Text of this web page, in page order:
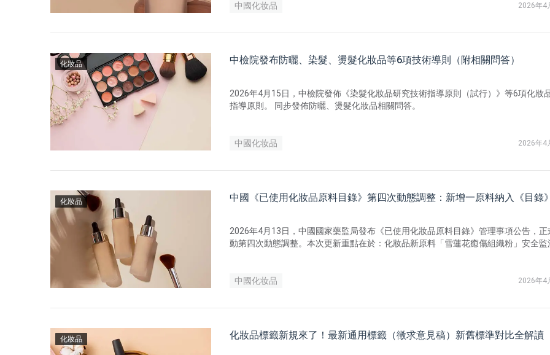
中國化妆品 2026年4
化妝品 中檢院發布防曬、染髮、燙髮化妝品等6項技術導則（附相關問答）
2026年4月15日，中檢院發佈《染髮化妝品研究技術指導原則（試行）》等6項化妝
指導原則。 同步發佈防曬、燙髮化妝品相關問答。
中國化妆品 2026年4
化妝品 中國《已使用化妝品原料目錄》第四次動態調整：新增一原料納入《目錄
2026年4月13日，中國國家藥監局發布《已使用化妝品原料目錄》管理事項公告，正
動第四次動態調整。本次更新重點在於：化妝品新原料「雪蓮花癒傷組織粉」安全監
中國化妆品
2026年4
化妝品 化妝品標籤新規來了！最新通用標籤（徵求意見稿）新舊標準對比全解讀